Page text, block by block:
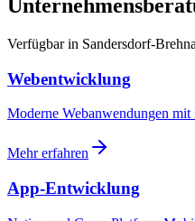
Verfügbar in Sandersdorf-
Webentwicklung
Moderne Webanwendungen
Mehr erfahren
App-Entwicklung